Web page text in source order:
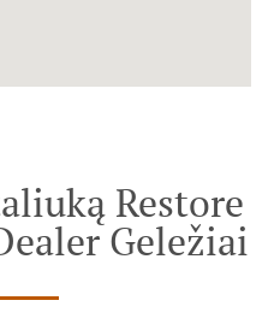
Restore
Geležiai